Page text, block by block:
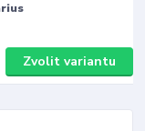
Zvolit variantu